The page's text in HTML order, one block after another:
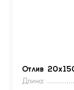
Отлив
Длина: